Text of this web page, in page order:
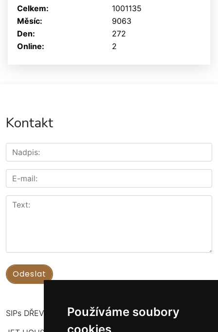
Používáme soubory
Online: 2
Celkem:
1001135
Měsíc:
9063
Den:
272
Kontakt
SIPs DŘEVOSTAVBY